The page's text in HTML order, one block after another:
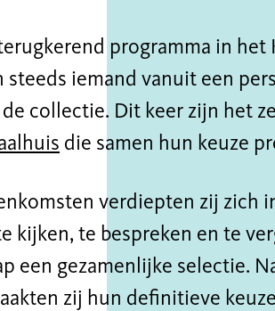
programma in
steeds iemand vanuit een
collectie. Dit keer zijn het
die samen hun keuze
verdiepten zij zich
kijken, te bespreken en te
een gezamenlijke selectie.
zij hun definitieve